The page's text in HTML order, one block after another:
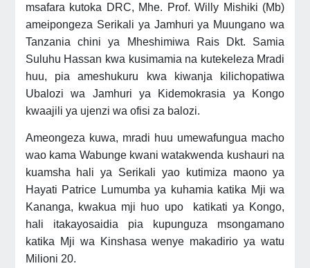
msafara kutoka DRC, Mhe. Prof. Willy Mishiki (Mb)
ameipongeza Serikali ya Jamhuri ya Muungano wa
Tanzania chini ya Mheshimiwa Rais Dkt. Samia
Suluhu Hassan kwa kusimamia na kutekeleza Mradi
huu, pia ameshukuru kwa kiwanja kilichopatiwa
Ubalozi wa Jamhuri ya Kidemokrasia ya Kongo
kwaajili ya ujenzi wa ofisi za balozi.
Ameongeza kuwa, mradi huu umewafungua macho
wao kama Wabunge kwani watakwenda kushauri na
kuamsha hali ya Serikali yao kutimiza maono ya
Hayati Patrice Lumumba ya kuhamia katika Mji wa
Kananga, kwakua mji huo upo katikati ya Kongo,
hali itakayosaidia pia kupunguza msongamano
katika Mji wa Kinshasa wenye makadirio ya watu
Milioni 20.